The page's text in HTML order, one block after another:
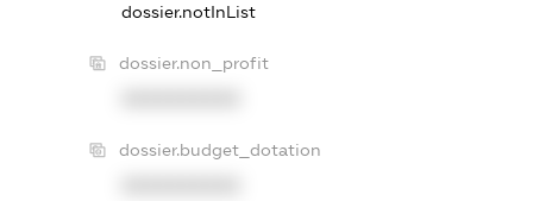
dossier.notInList
dossier.non_profit
dossier.budget_dotation